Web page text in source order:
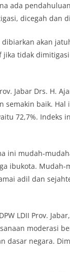
ada
dicegah dan
akan
tidak
Jabar Drs. H.
semakin baik.
72,7%.
ini mudah-
ibukota.
adil dan
LDII Prov.
moderasi
dasar negara.